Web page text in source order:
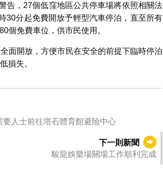
告，27個低窪地區公共停車場將依照相關法
30分起免費開放予輕型汽車停泊，直至所有
個免費車位，供市民使用。
面開放，方便市民在安全的前提下臨時停泊
損失。
要人士前往塔石體育館避險中心
下一則新聞
駿龍娛樂場關場工作順利完成